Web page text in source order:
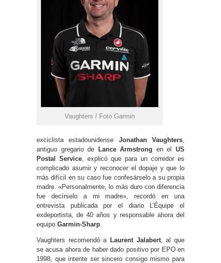
Vaughters / Foto Garmin
exciclista estadounidense Jonathan Vaughters,
antiguo gregario de
Lance Armstrong en elUS
Postal Service, explicó que para un corredor es
complicado asumir y reconocer el dopaje y que lo
más difícil en su caso fue confesárselo a su propia
madre. «Personalmente, lo más duro con diferencia
fue decírselo a mi madre», recordó en una
entrevista publicada por el diario L’Équipe el
exdeportista, de 40 años y responsable ahora del
equipo Garmin-Sharp.
Vaughters recomendó a Laurent Jalabert, al que
se acusa ahora de haber dado positivo por EPO en
1998, que intente ser sincero consigo mismo para